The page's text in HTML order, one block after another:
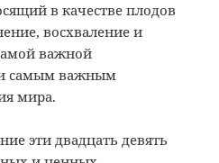
в качестве плодов
восхваление и
важной
самым важным
мира.
эти двадцать девять